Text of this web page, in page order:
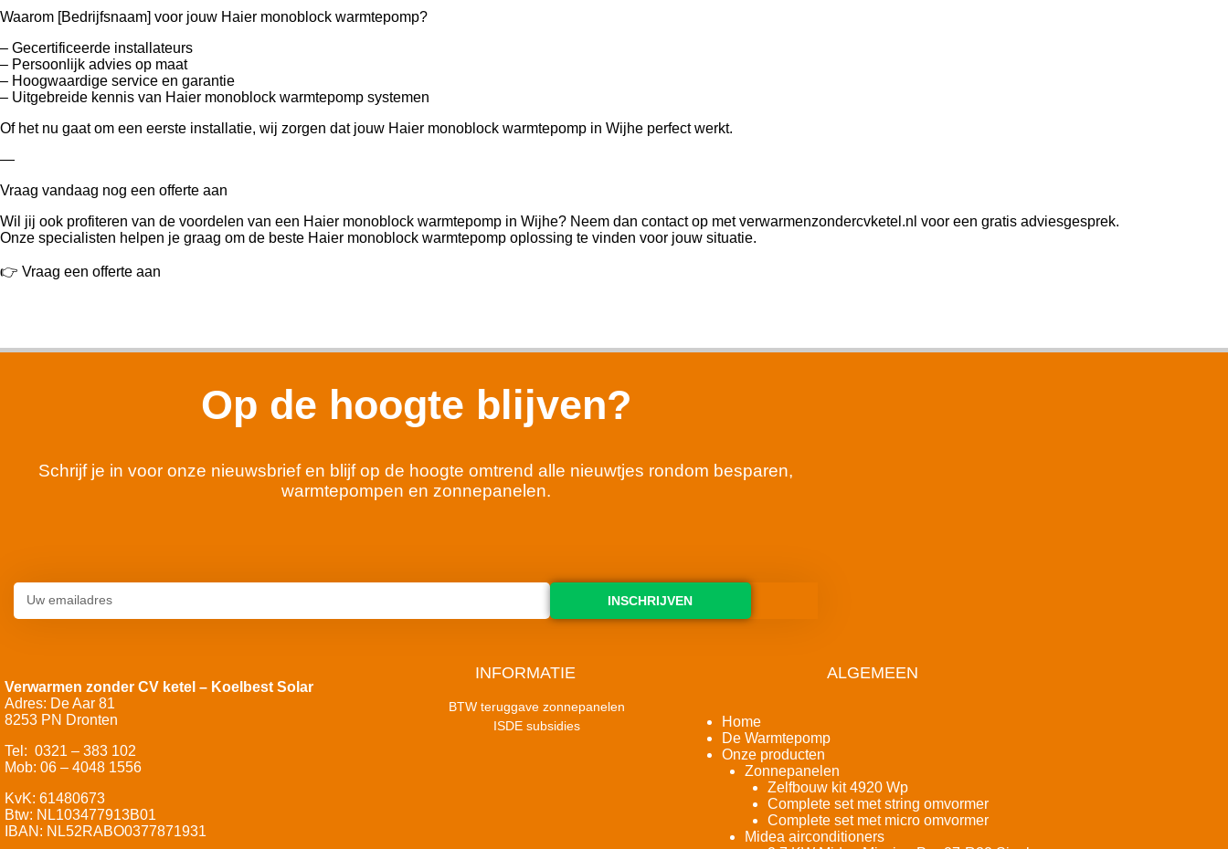
Waarom [Bedrijfsnaam] voor jouw Haier monoblock warmtepomp?
– Gecertificeerde installateurs
– Persoonlijk advies op maat
– Hoogwaardige service en garantie
– Uitgebreide kennis van Haier monoblock warmtepomp systemen
Of het nu gaat om een eerste installatie, wij zorgen dat jouw Haier monoblock warmtepomp in Wijhe perfect werkt.
—
Vraag vandaag nog een offerte aan
Wil jij ook profiteren van de voordelen van een Haier monoblock warmtepomp in Wijhe? Neem dan contact op met verwarmenzondercvketel.nl voor een gratis adviesgesprek.
Onze specialisten helpen je graag om de beste Haier monoblock warmtepomp oplossing te vinden voor jouw situatie.
👉 Vraag een offerte aan
Op de hoogte blijven?
Schrijf je in voor onze nieuwsbrief en blijf op de hoogte omtrend alle nieuwtjes rondom besparen,
warmtepompen en zonnepanelen.
INSCHRIJVEN
Verwarmen zonder CV ketel – Koelbest Solar
Adres: De Aar 81
8253 PN Dronten
Tel: 0321 – 383 102
Mob: 06 – 4048 1556
KvK: 61480673
Btw: NL103477913B01
IBAN: NL52RABO0377871931
INFORMATIE
BTW teruggave zonnepanelen
ISDE subsidies
ALGEMEEN
Home
De Warmtepomp
Onze producten
Zonnepanelen
Zelfbouw kit 4920 Wp
Complete set met string omvormer
Complete set met micro omvormer
Midea airconditioners